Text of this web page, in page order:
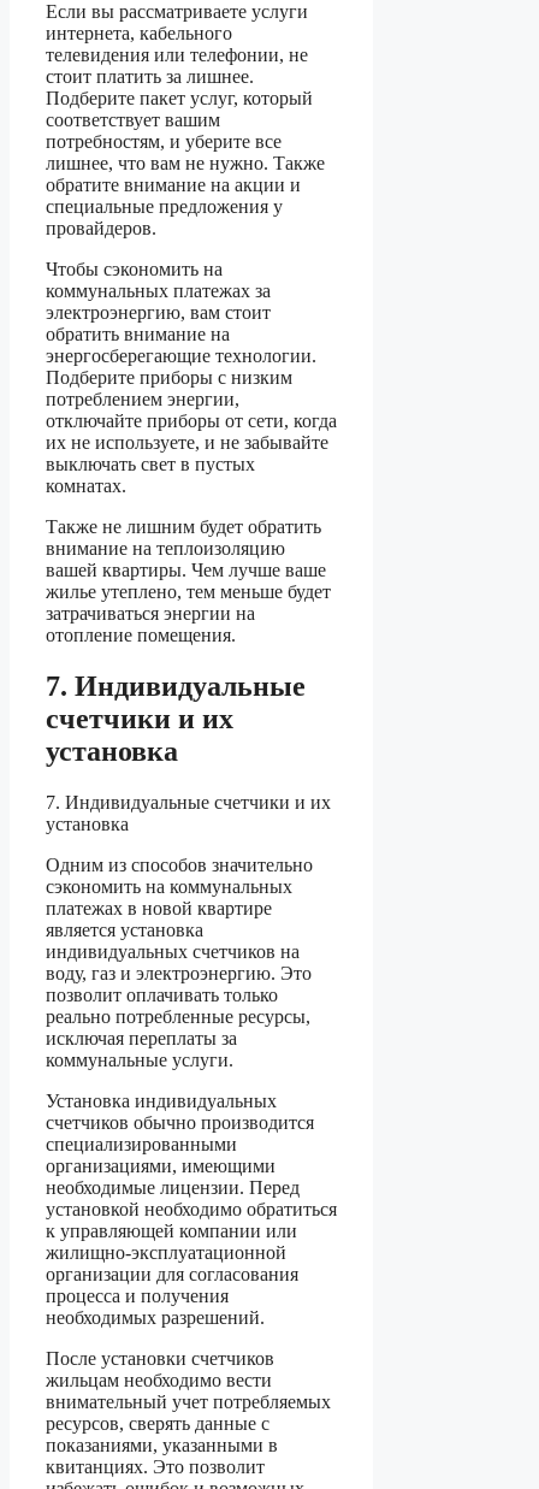
Если вы рассматриваете услуги
интернета, кабельного
телевидения или телефонии, не
стоит платить за лишнее.
Подберите пакет услуг, который
соответствует вашим
потребностям, и уберите все
лишнее, что вам не нужно. Также
обратите внимание на акции и
специальные предложения у
провайдеров.
Чтобы сэкономить на
коммунальных платежах за
электроэнергию, вам стоит
обратить внимание на
энергосберегающие технологии.
Подберите приборы с низким
потреблением энергии,
отключайте приборы от сети, когда
их не используете, и не забывайте
выключать свет в пустых
комнатах.
Также не лишним будет обратить
внимание на теплоизоляцию
вашей квартиры. Чем лучше ваше
жилье утеплено, тем меньше будет
затрачиваться энергии на
отопление помещения.
7. Индивидуальные
счетчики и их
установка
7. Индивидуальные счетчики и их
установка
Одним из способов значительно
сэкономить на коммунальных
платежах в новой квартире
является установка
индивидуальных счетчиков на
воду, газ и электроэнергию. Это
позволит оплачивать только
реально потребленные ресурсы,
исключая переплаты за
коммунальные услуги.
Установка индивидуальных
счетчиков обычно производится
специализированными
организациями, имеющими
необходимые лицензии. Перед
установкой необходимо обратиться
к управляющей компании или
жилищно-эксплуатационной
организации для согласования
процесса и получения
необходимых разрешений.
После установки счетчиков
жильцам необходимо вести
внимательный учет потребляемых
ресурсов, сверять данные с
показаниями, указанными в
квитанциях. Это позволит